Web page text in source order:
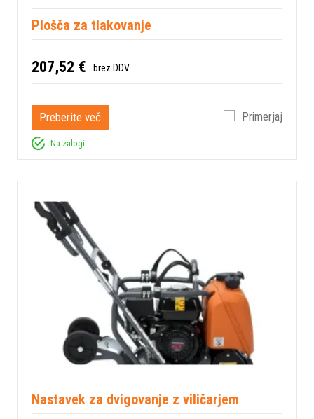
Plošča za tlakovanje
207,52 € brez DDV
Preberite več Primerjaj
Na zalogi
Nastavek za dvigovanje z viličarjem